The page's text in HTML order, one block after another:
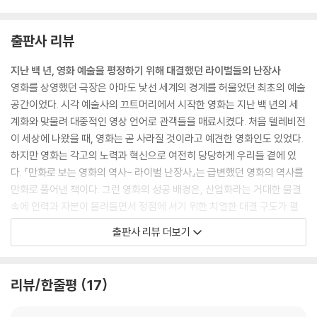
출판사 리뷰
지난 백 년, 영화 예술을 평정하기 위해 대결했던 라이벌들의 난장사
영화를 상영했던 극장은 아마도 낯선 세계의 경계를 허물었던 최초의 예술
공간이었다. 시각 예술사의 끄트머리에서 시작한 영화는 지난 백 년의 세
계화와 맞물려 대중적인 영상 언어로 관객들을 매료시켰다. 처음 텔레비전
이 세상에 나왔을 때, 영화는 곧 사라질 것이라고 예견한 영화인도 있었다.
하지만 영화는 각고의 노력과 혁신으로 여전히 당당하게 우리들 곁에 있
다. 『만화로 보는 영화의 역사- 라이벌 난장사』는 급변했던 영화의 역사를
만화로 풀어낸 책이다. 그런 영화의 성공 배경은, 산업화라는 거대한 물결
속에 인력과 자본이 몰려들면서 정점에 서기 위한 치열한 대결 구도가 펼
쳐진 까닭에 있다. 영화사의 라이벌들, 그들의 다툼은 훗날 영화의 역사가
‘읽는 것’에서 ‘보는 것’으로
출판사 리뷰 더보기
리뷰/한줄평 17